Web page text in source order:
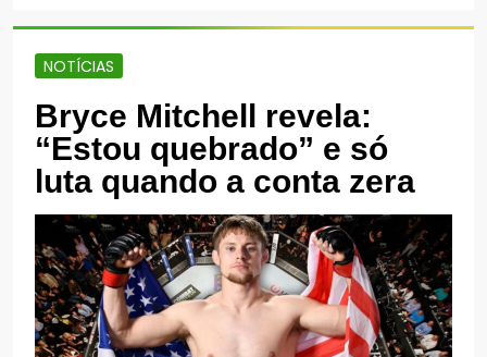
NOTÍCIAS
Bryce Mitchell revela:
“Estou quebrado” e só
luta quando a conta zera